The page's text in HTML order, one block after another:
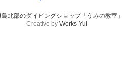
島北部のダイビングショップ「うみの教室
Creative by Works-Yui